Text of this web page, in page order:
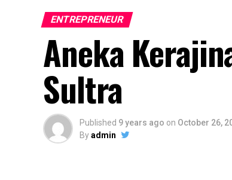
ENTREPRENEUR
Aneka
Sultra
Published 9 years ago on October 26,
Byadmin